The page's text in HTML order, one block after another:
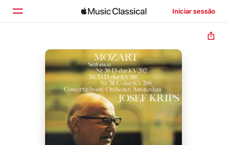
Iniciar sessão
Início
Explorar
Buscar